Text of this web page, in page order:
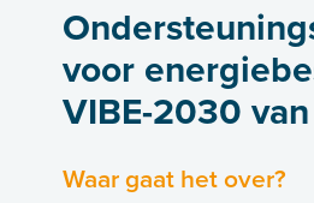
voor
VIBE-2030
Waar gaat het over?